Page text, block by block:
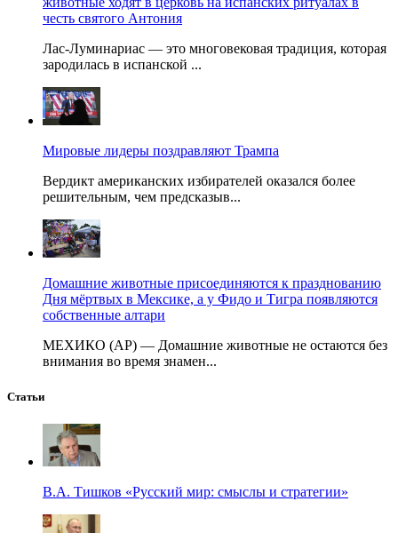
честь святого Антония
Лас-Луминариас — это многовековая традиция, которая
зародилась в испанской ...
Мировые лидеры поздравляют Трампа
Вердикт американских избирателей оказался более
решительным, чем предсказыв...
Домашние животные присоединяются к празднованию
Дня мёртвых в Мексике, а у Фидо и Тигра появляются
собственные алтари
МЕХИКО (AP) — Домашние животные не остаются без
внимания во время знамен...
Статьи
В.А. Тишков «Русский мир: смыслы и стратегии»